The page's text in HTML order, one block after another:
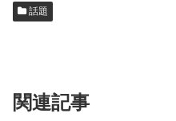
話題
関連記事